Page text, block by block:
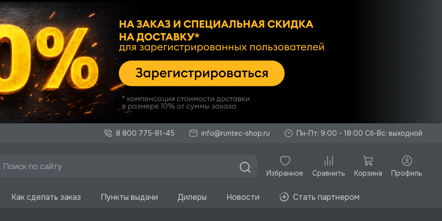
8 800 775-81-45 info@runtec-shop.ru Пн-Пт: 9:00 - 18:00 Сб-Вс: выходной
Избранное Сравнить Корзина Профиль
Как сделать заказ Пункты выдачи Дилеры Новости Стать партнером